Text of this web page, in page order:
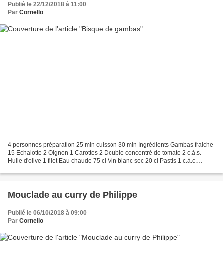
Publié le 22/12/2018 à 11:00
Par Cornello
4 personnes préparation 25 min cuisson 30 min Ingrédients Gambas fraiche
15 Echalotte 2 Oignon 1 Carottes 2 Double concentré de tomate 2 c.à.s.
Huile d'olive 1 filet Eau chaude 75 cl Vin blanc sec 20 cl Pastis 1 c.à.c.
Mouclade au curry de Philippe
Publié le 06/10/2018 à 09:00
Par Cornello